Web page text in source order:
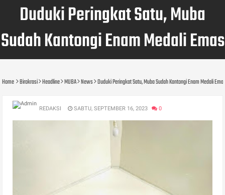
Duduki Peringkat Satu, Muba
Sudah Kantongi Enam Medali Emas
Home Birokrasi Headline MUBA News Duduki Peringkat Satu, Muba Sudah Kantongi Enam Medali
REDAKSI SABTU, SEPTEMBER 16, 2023 0